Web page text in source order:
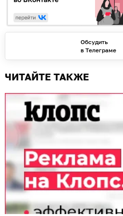
Обсудить
в Телеграме
ЧИТАЙТЕ ТАКЖЕ